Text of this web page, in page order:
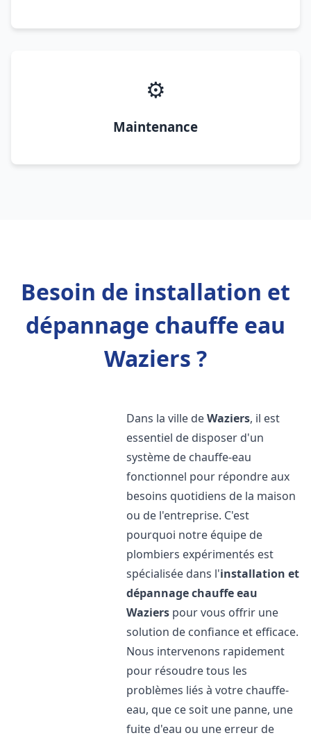
⚙️
Maintenance
Besoin de installation et
dépannage chauffe eau
Waziers ?
Dans la ville deWaziers, il est
essentiel de disposer d'un
système de chauffe-eau
fonctionnel pour répondre aux
besoins quotidiens de la maison
ou de l'entreprise. C'est
pourquoi notre équipe de
plombiers expérimentés est
spécialisée dans l'installation et
dépannage chauffe eau
Waziers pour vous offrir une
solution de confiance et efficace.
Nous intervenons rapidement
pour résoudre tous les
problèmes liés à votre chauffe-
eau, que ce soit une panne, une
fuite d'eau ou une erreur de